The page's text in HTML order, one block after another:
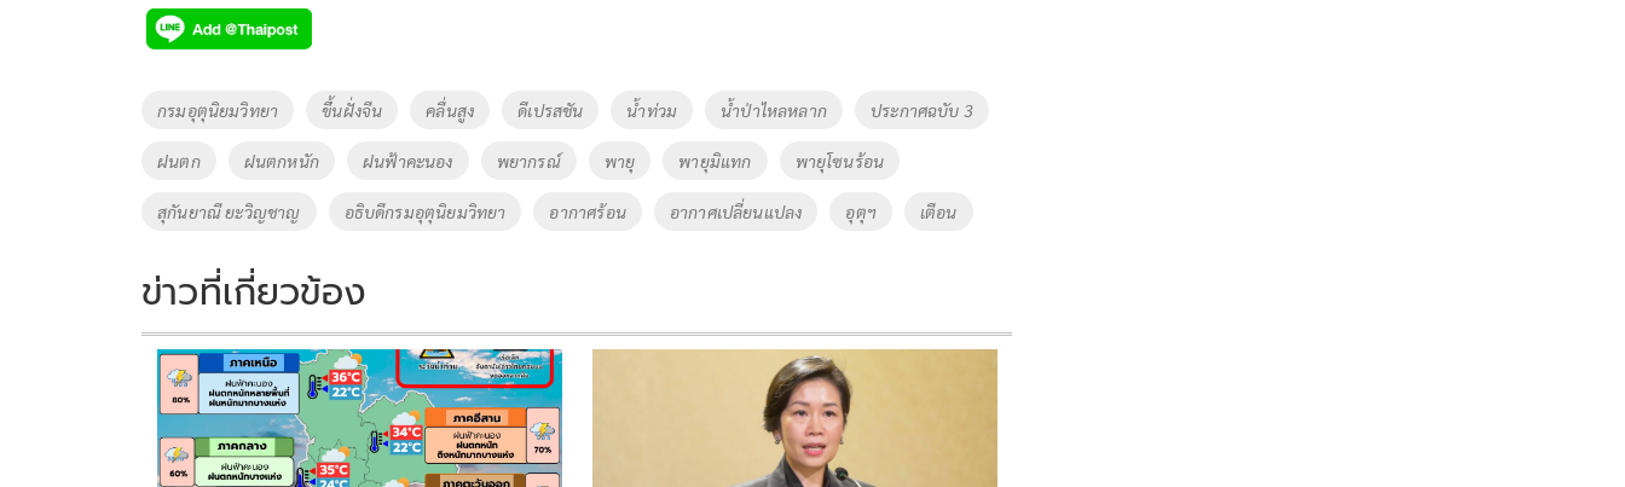
e
b
o
k
tt
er
p
y
k
Tags
กรมอุตุนิยมวิทยา ขึ้นฝั่งจีน คลื่นสูง ดีเปรสชัน น้ำท่วม น้ำป่าไหลหลาก ประกาศฉบับ 3
ฝนตก ฝนตกหนัก ฝนฟ้าคะนอง พยากรณ์ พายุ พายุมิแทก พายุโซนร้อน
สุกันยาณี ยะวิญชาญ อธิบดีกรมอุตุนิยมวิทยา อากาศร้อน อากาศเปลี่ยนแปลง อุตุฯ เตือน
ข่าวที่เกี่ยวข้อง